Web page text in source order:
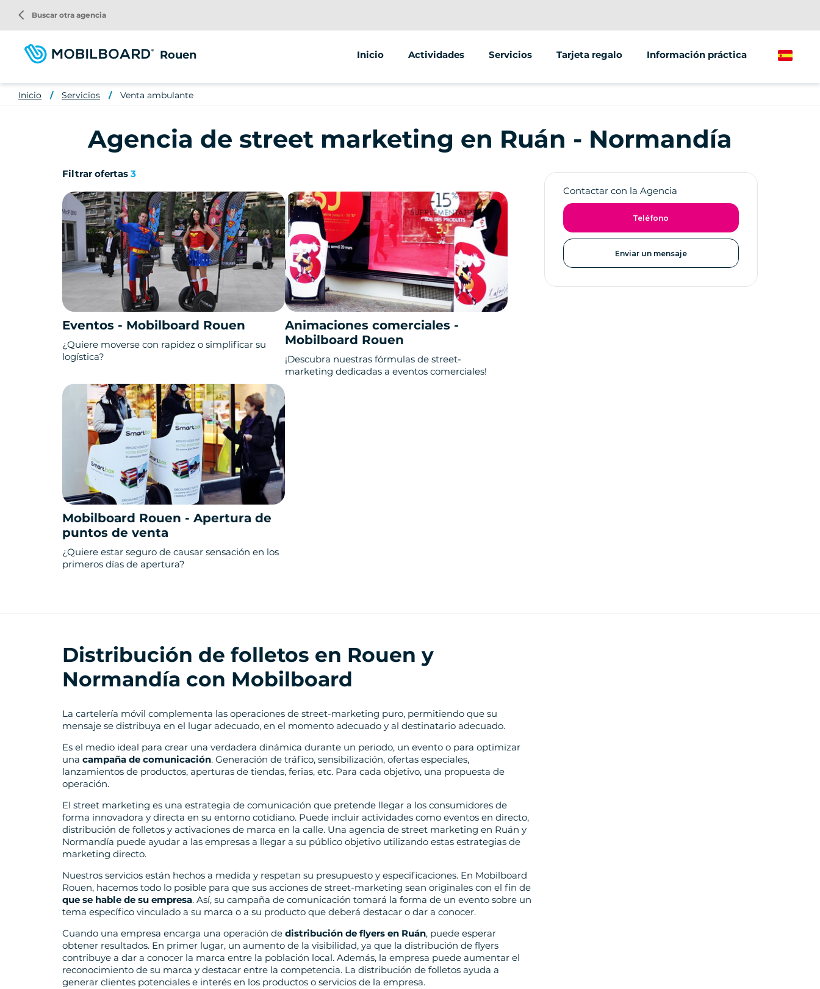
contenido
principal
Rouen Inicio Actividades
Segway
Servicios
Animaciones/grupos
Venta de vehículos
Tarjeta regalo Información práctica
arrow_back_ios Buscar otra agencia
Spanish
Inicio Servicios Venta ambulante
Agencia de street marketing en Ruán - Normandía
Contactar con la Agencia
Teléfono
Enviar un mensaje
Filtrar ofertas 3
Eventos - Mobilboard Rouen
¿Quiere moverse con rapidez o simplificar su
logística?
Animaciones comerciales -
Mobilboard Rouen
¡Descubra nuestras fórmulas de street-
marketing dedicadas a eventos comerciales!
Mobilboard Rouen - Apertura de
puntos de venta
¿Quiere estar seguro de causar sensación en los
primeros días de apertura?
Distribución de folletos en Rouen y
Normandía con Mobilboard
La cartelería móvil complementa las operaciones de street-marketing puro, permitiendo que su
mensaje se distribuya en el lugar adecuado, en el momento adecuado y al destinatario adecuado.
Es el medio ideal para crear una verdadera dinámica durante un periodo, un evento o para optimizar
una campaña de comunicación. Generación de tráfico, sensibilización, ofertas especiales,
lanzamientos de productos, aperturas de tiendas, ferias, etc. Para cada objetivo, una propuesta de
operación.
El street marketing es una estrategia de comunicación que pretende llegar a los consumidores de
forma innovadora y directa en su entorno cotidiano. Puede incluir actividades como eventos en directo,
distribución de folletos y activaciones de marca en la calle. Una agencia de street marketing en Ruán y
Normandía puede ayudar a las empresas a llegar a su público objetivo utilizando estas estrategias de
marketing directo.
Nuestros servicios están hechos a medida y respetan su presupuesto y especificaciones. En Mobilboard
Rouen, hacemos todo lo posible para que sus acciones de street-marketing sean originales con el fin de
que se hable de su empresa. Así, su campaña de comunicación tomará la forma de un evento sobre un
tema específico vinculado a su marca o a su producto que deberá destacar o dar a conocer.
Cuando una empresa encarga una operación de distribución de flyers en Ruán, puede esperar
obtener resultados. En primer lugar, un aumento de la visibilidad, ya que la distribución de flyers
contribuye a dar a conocer la marca entre la población local. Además, la empresa puede aumentar el
reconocimiento de su marca y destacar entre la competencia. La distribución de folletos ayuda a
generar clientes potenciales e interés en los productos o servicios de la empresa.